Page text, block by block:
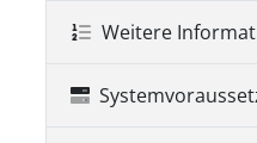
Weitere